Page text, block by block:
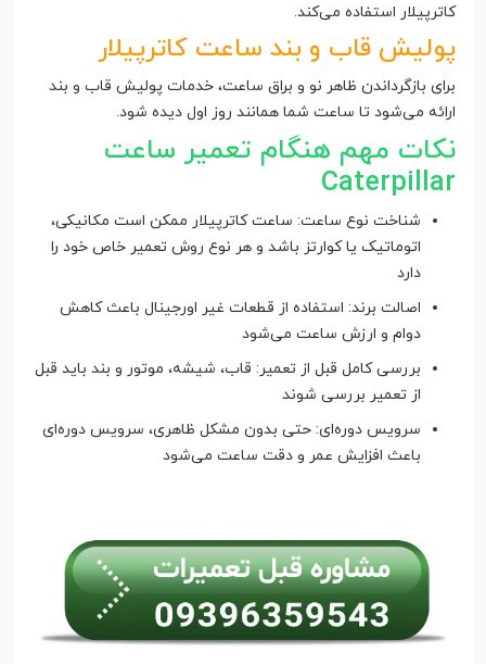
کاترپیلار استفاده می‌کند.
پولیش قاب و بند ساعت کاترپیلار
برای بازگرداندن ظاهر نو و براق ساعت، خدمات پولیش قاب و بند
ارائه می‌شود تا ساعت شما همانند روز اول دیده شود.
نکات مهم هنگام تعمیر ساعت
Caterpillar
شناخت نوع ساعت: ساعت کاترپیلار ممکن است مکانیکی،
اتوماتیک یا کوارتز باشد و هر نوع روش تعمیر خاص خود را
دارد
اصالت برند: استفاده از قطعات غیر اورجینال باعث کاهش
دوام و ارزش ساعت می‌شود
بررسی کامل قبل از تعمیر: قاب، شیشه، موتور و بند باید قبل
از تعمیر بررسی شوند
سرویس دوره‌ای: حتی بدون مشکل ظاهری، سرویس دوره‌ای
باعث افزایش عمر و دقت ساعت می‌شود